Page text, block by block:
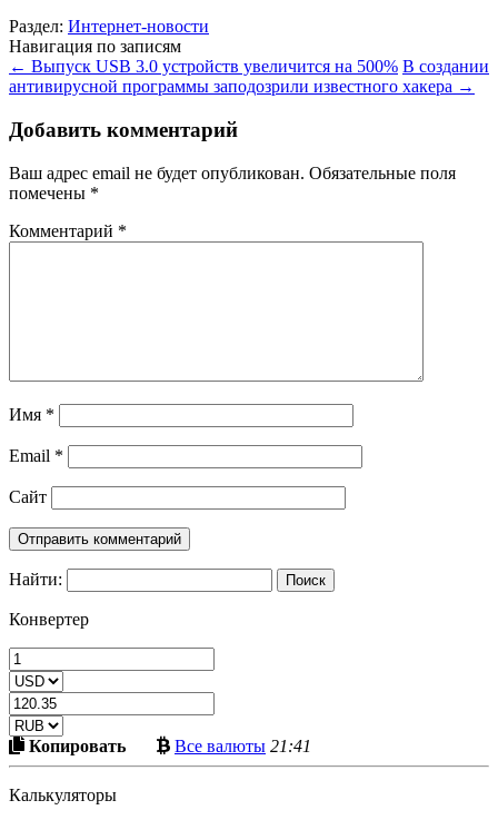
Раздел: Интернет-новости
Навигация по записям
← Выпуск USB 3.0 устройств увеличится на 500% В создании
антивирусной программы заподозрили известного хакера →
Добавить комментарий
Ваш адрес email не будет опубликован. Обязательные поля
помечены *
Комментарий *
Имя *
Email *
Сайт
Найти:
Конвертер
КопироватьСкопировать
в
Все валютыБольше
криптовалют
21:41
Калькуляторы